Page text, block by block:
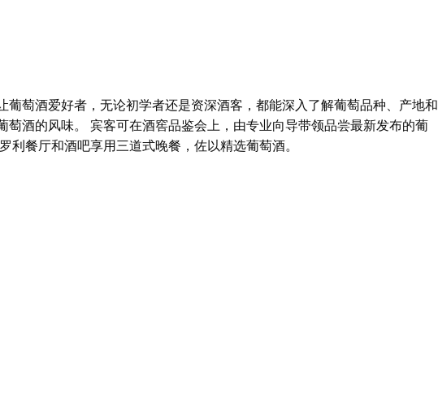
葡萄酒爱好者，无论初学者还是资深酒客，都能深入了解葡萄品种、产地和
萄酒的风味。 宾客可在酒窖品鉴会上，由专业向导带领品尝最新发布的葡
利餐厅和酒吧享用三道式晚餐，佐以精选葡萄酒。
酒的风味。